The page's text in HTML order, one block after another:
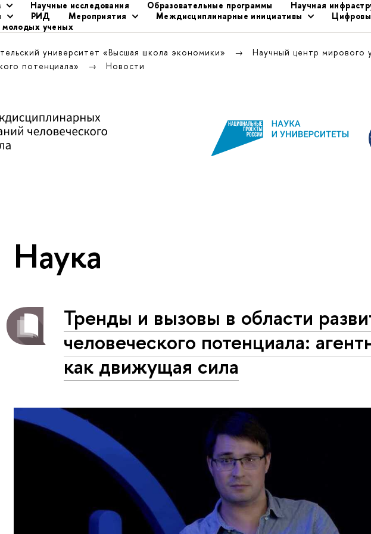
Научные исследования Образовательные программы
Научная
РИД Мероприятия Междисциплинарные инициативы
ученых
университет «Высшая школа экономики»
Научный центр мирового
потенциала»
Новости
Наука
Тренды и вызовы в области
человеческого потенциала:
как движущая сила